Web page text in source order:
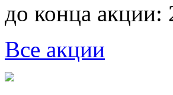
до конца акции:
Все акции